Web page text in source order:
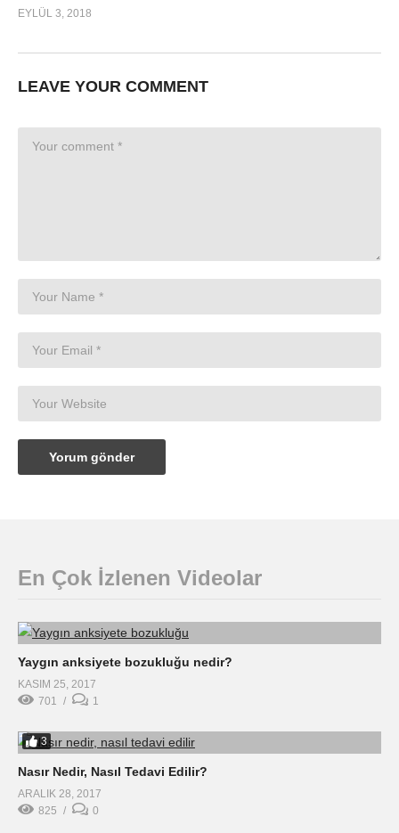
EYLÜL 3, 2018
LEAVE YOUR COMMENT
En Çok İzlenen Videolar
Yaygın anksiyete bozukluğu nedir?
KASIM 25, 2017
701
1
3
Nasır Nedir, Nasıl Tedavi Edilir?
ARALIK 28, 2017
825
0